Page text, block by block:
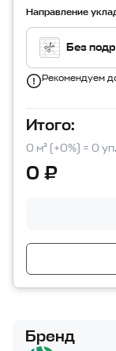
Направление
Без
Рекомендуем
Итого:
0 м² (+0%) = 0
0 ₽
Бренд